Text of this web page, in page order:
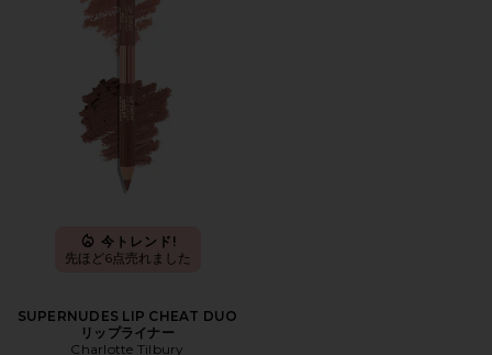
今トレンド!
先ほど6点売れました
SUPERNUDES LIP CHEAT DUO
リップライナー
Charlotte Tilbury